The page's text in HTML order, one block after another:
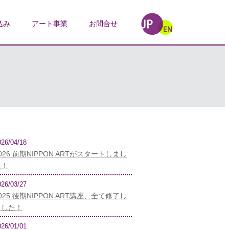
み アート事業 お問合せ
04/18
前期NIPPON ARTがスタートしまし
03/27
後期NIPPON ART講座、全て修了し
た！
01/01